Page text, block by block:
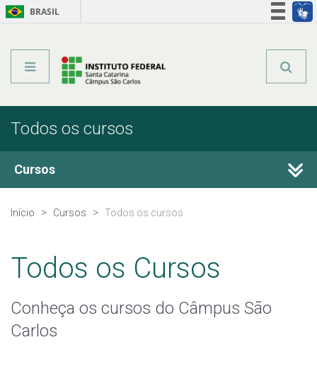
BRASIL
Todos os cursos
Cursos
Técnicos Integrados
Técnicos Subsequentes
Qualificação Profissional e Idiomas
Início Cursos Todos os cursos
Todos os Cursos
Conheça os cursos do Câmpus São
Carlos